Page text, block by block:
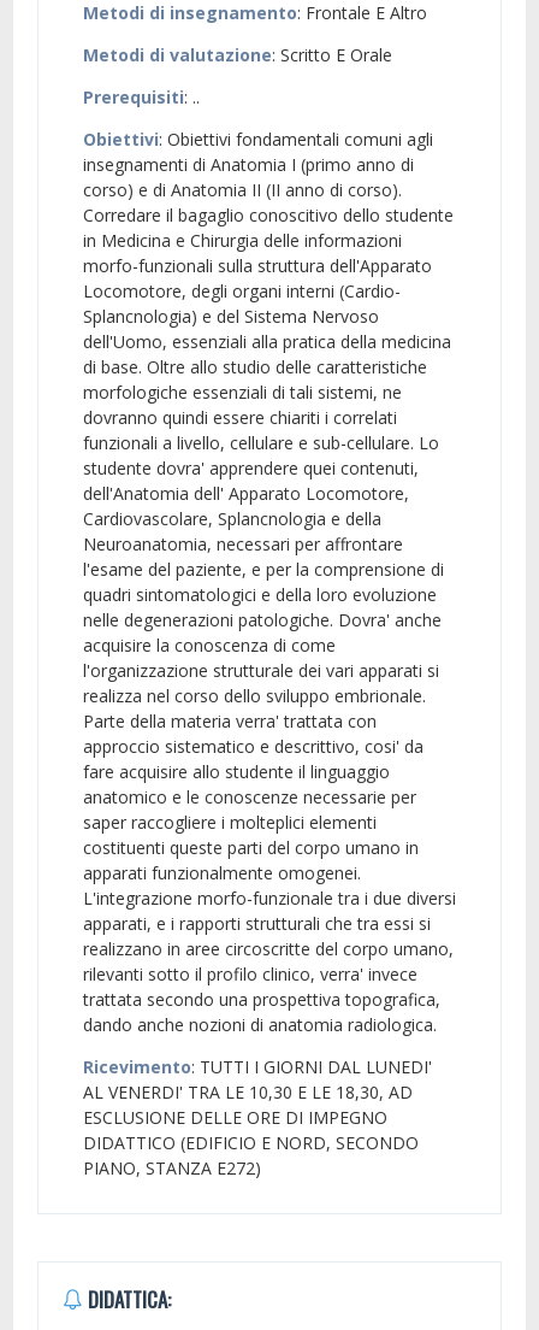
Metodi di insegnamento: Frontale E Altro
Metodi di valutazione: Scritto E Orale
Prerequisiti: ..
Obiettivi: Obiettivi fondamentali comuni agli
insegnamenti di Anatomia I (primo anno di
corso) e di Anatomia II (II anno di corso).
Corredare il bagaglio conoscitivo dello studente
in Medicina e Chirurgia delle informazioni
morfo-funzionali sulla struttura dell'Apparato
Locomotore, degli organi interni (Cardio-
Splancnologia) e del Sistema Nervoso
dell'Uomo, essenziali alla pratica della medicina
di base. Oltre allo studio delle caratteristiche
morfologiche essenziali di tali sistemi, ne
dovranno quindi essere chiariti i correlati
funzionali a livello, cellulare e sub-cellulare. Lo
studente dovra' apprendere quei contenuti,
dell'Anatomia dell' Apparato Locomotore,
Cardiovascolare, Splancnologia e della
Neuroanatomia, necessari per affrontare
l'esame del paziente, e per la comprensione di
quadri sintomatologici e della loro evoluzione
nelle degenerazioni patologiche. Dovra' anche
acquisire la conoscenza di come
l'organizzazione strutturale dei vari apparati si
realizza nel corso dello sviluppo embrionale.
Parte della materia verra' trattata con
approccio sistematico e descrittivo, cosi' da
fare acquisire allo studente il linguaggio
anatomico e le conoscenze necessarie per
saper raccogliere i molteplici elementi
costituenti queste parti del corpo umano in
apparati funzionalmente omogenei.
L'integrazione morfo-funzionale tra i due diversi
apparati, e i rapporti strutturali che tra essi si
realizzano in aree circoscritte del corpo umano,
rilevanti sotto il profilo clinico, verra' invece
trattata secondo una prospettiva topografica,
dando anche nozioni di anatomia radiologica.
Ricevimento: TUTTI I GIORNI DAL LUNEDI'
AL VENERDI' TRA LE 10,30 E LE 18,30, AD
ESCLUSIONE DELLE ORE DI IMPEGNO
DIDATTICO (EDIFICIO E NORD, SECONDO
PIANO, STANZA E272)
DIDATTICA: